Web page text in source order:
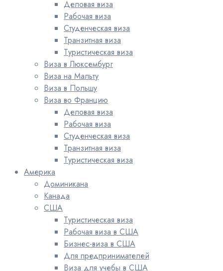
Деловая виза
Рабочая виза
Студенческая виза
Транзитная виза
Туристическая виза
Виза в Люксембург
Виза на Мальту
Виза в Польшу
Виза во Францию
Деловая виза
Рабочая виза
Студенческая виза
Транзитная виза
Туристическая виза
Америка
Доминикана
Канада
США
Туристическая виза
Рабочая виза в США
Бизнес-виза в США
Для предпринимателей
Виза для учебы в США